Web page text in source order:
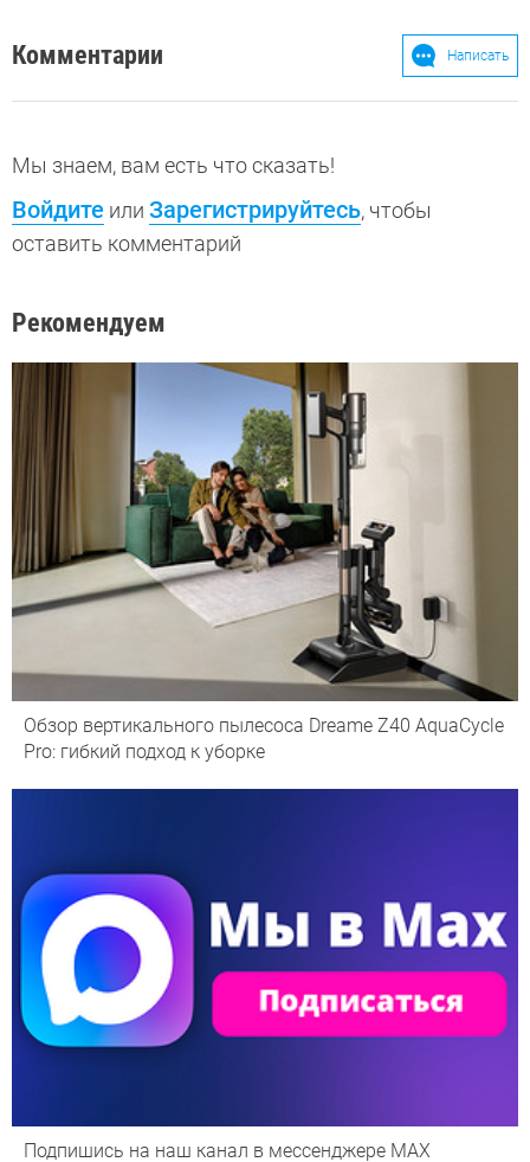
Комментарии Написать
Мы знаем, вам есть что сказать!
Войдите или Зарегистрируйтесь, чтобы
оставить комментарий
Рекомендуем
Обзор вертикального пылесоса Dreame Z40 AquaCycle
Pro: гибкий подход к уборке
Подпишись на наш канал в мессенджере МАХ